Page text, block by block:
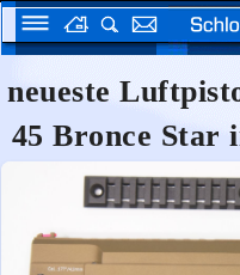
neueste
45 Bronce Star